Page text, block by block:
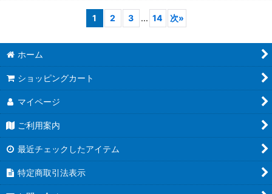
1 2 3 ... 14 次»
ホーム
ショッピングカート
マイページ
ご利用案内
最近チェックしたアイテム
特定商取引法表示